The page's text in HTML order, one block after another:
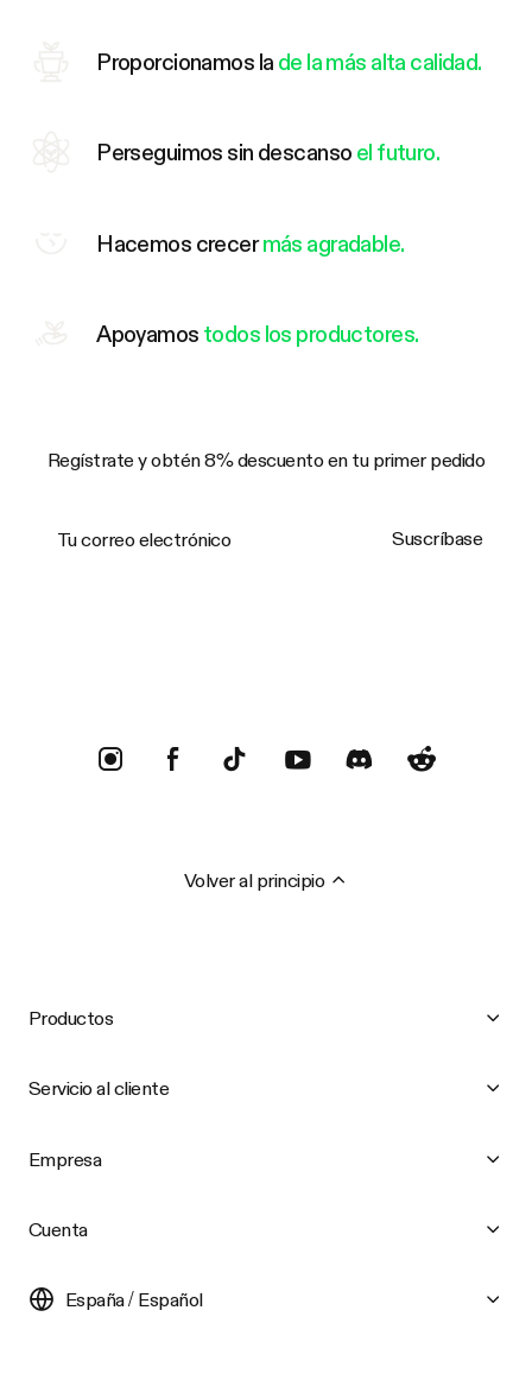
Proporcionamos la de la más alta calidad.
Perseguimos sin descanso el futuro.
Hacemos crecermás agradable.
Apoyamos todos los productores.
Regístrate y obtén 8% descuento en tu primer pedido
Suscríbase
Volver al principio
Productos
Servicio al cliente
Empresa
Cuenta
España / Español